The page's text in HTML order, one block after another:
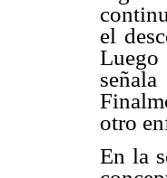
el
otro
En la